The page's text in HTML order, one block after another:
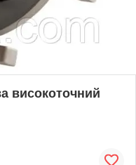
високоточний